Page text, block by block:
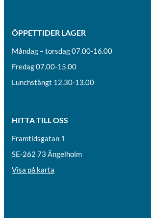
ÖPPETTIDER LAGER
Måndag – torsdag 07.00-16.00
Fredag 07.00-15.00
Lunchstängt 12.30-13.00
HITTA TILL OSS
Framtidsgatan 1
SE-262 73 Ängelholm
Visa på karta